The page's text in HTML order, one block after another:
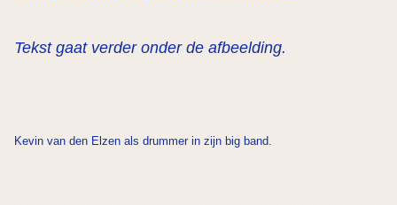
Tekst gaat verder onder de afbeelding.
Kevin van den Elzen als drummer in zijn big band.